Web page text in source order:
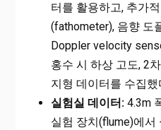
터를 활용하고, 추가
(fathometer), 음향 도
Doppler velocity
홍수 시 하상 고도, 2
지형 데이터를 수집했
실험실 데이터:4.3m
실험 장치(flume)에서